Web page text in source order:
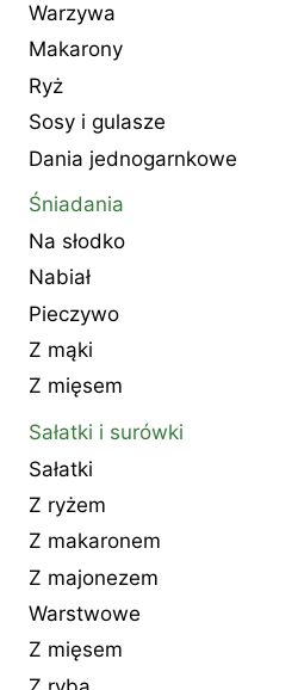
Warzywa
Makarony
Ryż
Sosy i gulasze
Dania jednogarnkowe
Śniadania
Na słodko
Nabiał
Pieczywo
Z mąki
Z mięsem
Sałatki i surówki
Sałatki
Z ryżem
Z makaronem
Z majonezem
Warstwowe
Z mięsem